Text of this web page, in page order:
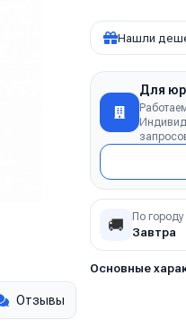
Нашли
Для
🚚 По городу
Завтра
Основные
Отзывы